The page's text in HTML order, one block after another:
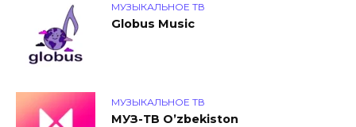
МУЗЫКАЛЬНОЕ ТВ
Globus Music
МУЗЫКАЛЬНОЕ ТВ
МУЗ-ТВ O’zbekiston